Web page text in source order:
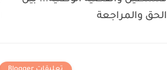
الحق والمراجعة